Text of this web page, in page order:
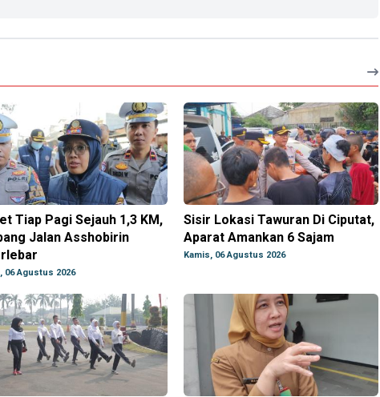
Tiap Pagi Sejauh 1,3 KM,
Jalan Asshobirin
06 Agustus 2026
Sisir Lokasi Tawuran Di Ciputat,
Aparat Amankan 6 Sajam
Kamis, 06 Agustus 2026